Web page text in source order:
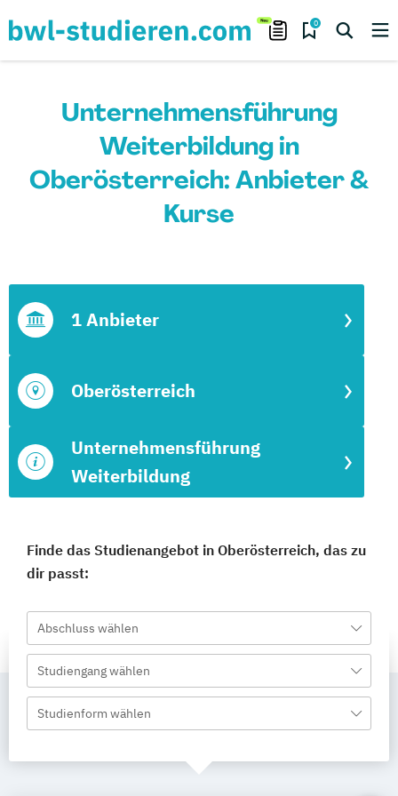
0
Unternehmensführung
Weiterbildung in
Oberösterreich: Anbieter &
Kurse
Unternehmensführung
Weiterbildung
Oberösterreich
1 Anbieter
Finde das Studienangebot in Oberösterreich, das zu
dir passt:
Abschluss wählen
Studiengang wählen
Studienform wählen